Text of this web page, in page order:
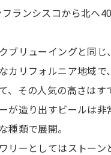
ランシスコから北へ
ブリューイングと同じ
カリフォルニア地域
、その人気の高さはす
が造り出すビールは
種類で展開。
リーとしてはストー